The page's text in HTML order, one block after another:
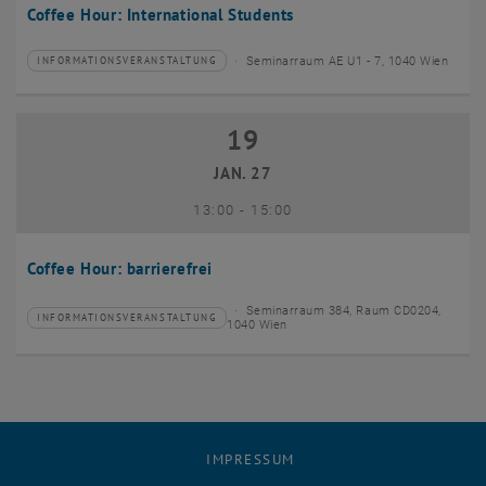
Coffee Hour: International Students
Veranstaltungstyp:
INFORMATIONSVERANSTALTUNG
Veranstaltungsort: Seminarraum AE U1 - 7, 1040 Wien
Coffee Hour: barrierefrei
19 Januar 2027
19
JAN. 27
13:00- bis
15:00
Veranstaltungstyp:
INFORMATIONSVERANSTALTUNG
Veranstaltungsort:
Seminarraum 384, Raum CD0204,
1040 Wien
IMPRESSUM